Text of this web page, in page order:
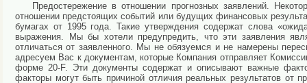
Предостережение в отношении прогнозных заявлений.
отношении предстоящих событий или будущих финансовых
бумагах от 1995 года. Такие утверждения содержат слова
выражения. Мы бы хотели предупредить, что эти заявления
отличаться от заявленного. Мы не обязуемся и не намерены
адресуем Вас к документам, которые Компания отправляет
форме 20-F. Эти документы содержат и описывают важные
факторы могут быть причиной отличия реальных результатов от